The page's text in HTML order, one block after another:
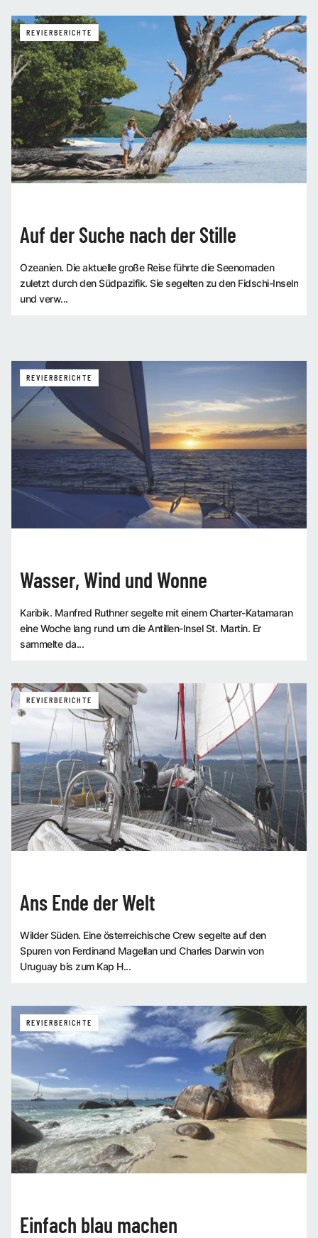
REVIERBERICHTE
Auf der Suche nach der Stille
Ozeanien. Die aktuelle große Reise führte die Seenomaden
zuletzt durch den Südpazifik. Sie segelten zu den Fidschi-Inseln
und verw...
REVIERBERICHTE
Wasser, Wind und Wonne
Karibik. Manfred Ruthner segelte mit einem Charter-Katamaran
eine Woche lang rund um die Antillen-Insel St. Martin. Er
sammelte da...
REVIERBERICHTE
Ans Ende der Welt
Wilder Süden. Eine österreichische Crew segelte auf den
Spuren von Ferdinand Magellan und Charles Darwin von
Uruguay bis zum Kap H...
REVIERBERICHTE
Einfach blau machen